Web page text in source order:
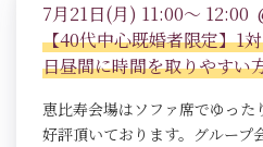
7月21日(月) 11:00～ 12:00
【40代中心既婚者限定】1
日昼間に時間を取りやすい
恵比寿会場はソファ席でゆった
好評頂いております。グループ